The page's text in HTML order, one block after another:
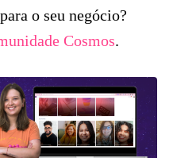
o seu negócio?
Cosmos.